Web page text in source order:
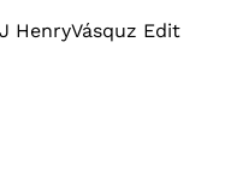
HenryVásquz Edit